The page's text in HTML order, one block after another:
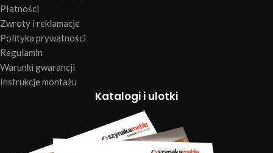
Płatności
Zwroty i reklamacje
Polityka prywatności
Regulamin
Warunki gwarancji
Instrukcje montażu
Katalogi i ulotki